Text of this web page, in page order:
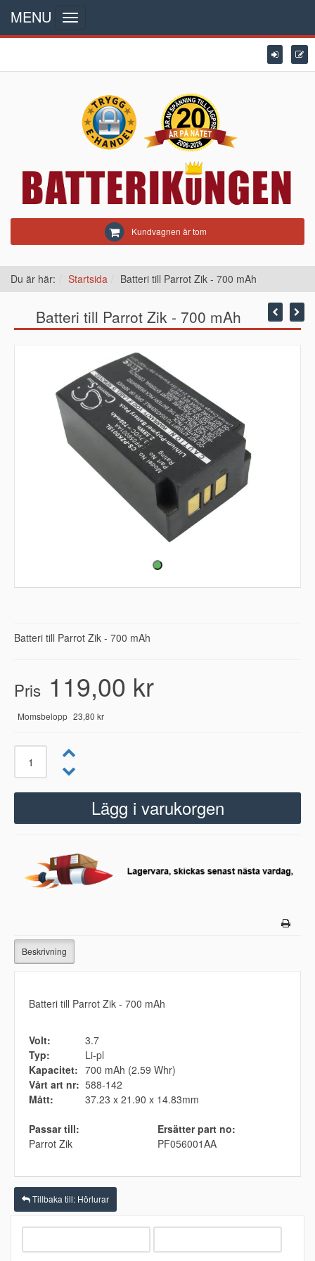
Kundvagnen är tom
MENU
Toggle
navigation
Du är här: Startsida Batteri till Parrot Zik - 700 mAh
Batteri till Parrot Zik - 700 mAh
Batteri till Parrot Zik - 700 mAh
Pris 119,00 kr
Momsbelopp 23,80 kr
Beskrivning
Batteri till Parrot Zik - 700 mAh
Volt:
3.7
Typ:
Li-pl
Kapacitet: 700 mAh (2.59 Whr)
Vårt art nr: 588-142
Mått:
37.23 x 21.90 x 14.83mm
Passar till:
Ersätter part no:
Parrot Zik
PF056001AA
Tillbaka till: Hörlurar